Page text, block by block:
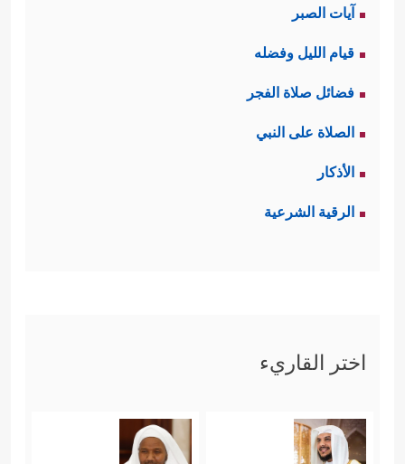
آيات الصبر
قيام الليل وفضله
فضائل صلاة الفجر
الصلاة على النبي
الأذكار
الرقية الشرعية
اختر القاريء